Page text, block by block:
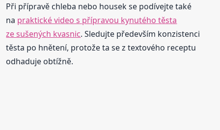
Při přípravě chleba nebo housek se podívejte také
na praktické video s přípravou kynutého těsta
ze sušených kvasnic. Sledujte především konzistenci
těsta po hnětení, protože ta se z textového receptu
odhaduje obtížně.